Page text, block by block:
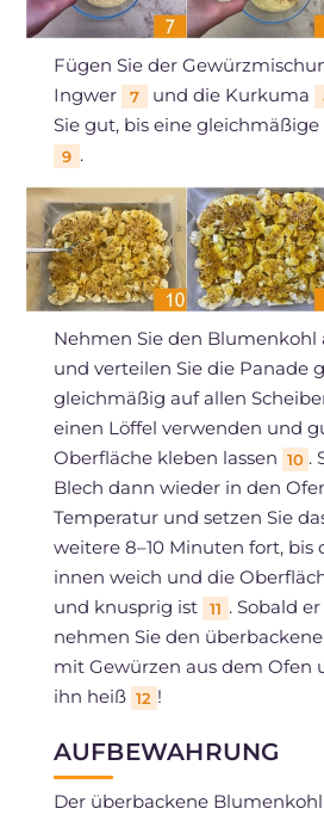
Fügen Sie der
Ingwer
7 und die Kurkuma
Sie gut, bis eine
9 .
Nehmen Sie den Blumenkohl
und verteilen Sie die Panade
gleichmäßig auf allen
einen Löffel verwenden und
Oberfläche kleben lassen 10 .
Blech dann wieder in den
Temperatur und setzen Sie
weitere 8–10 Minuten fort, bis
innen weich und die
und knusprig ist
11 . Sobald
nehmen Sie den
mit Gewürzen aus dem Ofen
ihn heiß 12 !
AUFBEWAHRUNG
Der überbackene